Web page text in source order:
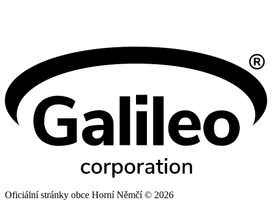
Oficiální stránky obce Horní Němčí © 2026